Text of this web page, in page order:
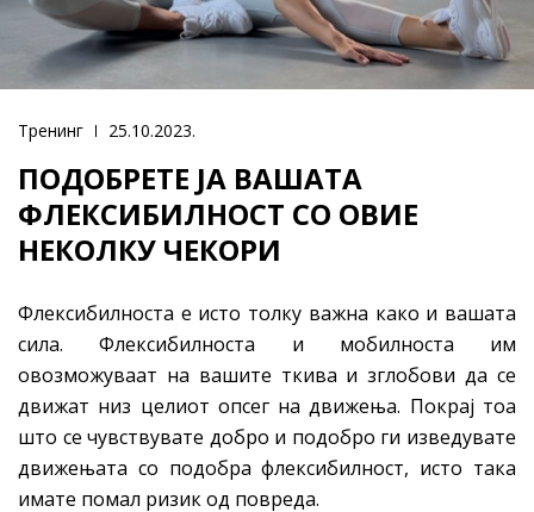
Тренинг 25.10.2023.
ПОДОБРЕТЕ ЈА ВАШАТА
ФЛЕКСИБИЛНОСТ СО ОВИЕ
НЕКОЛКУ ЧЕКОРИ
Флексибилноста е исто толку важна како и вашата
сила. Флексибилноста и мобилноста им
овозможуваат на вашите ткива и зглобови да се
движат низ целиот опсег на движења. Покрај тоа
што се чувствувате добро и подобро ги изведувате
движењата со подобра флексибилност, исто така
имате помал ризик од повреда.